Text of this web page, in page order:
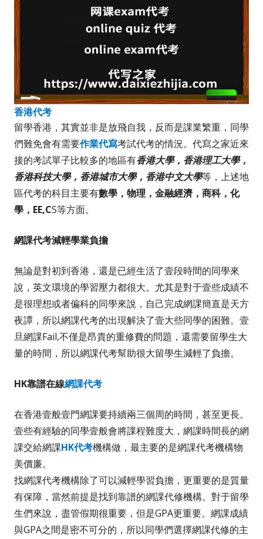
香港代考
留學香港，其實並非是放飛自我，反而是課業繁重，同學
們難免會有需要作業代寫考試代考的情況。代寫之家近來
接的考試單子比較多的地區有香港大學，香港理工大學，
香港科技大學，香港城市大學，香港中文大學等，上述地
區代考的科目主要有數學，物理，金融經濟，商科，化
學，EE,CS等方面。
網課代考減輕學業負擔
無論是對初到香港，還是已經生活了壹段時間的同學來
說，英文環境的學習壓力都很大。尤其是對于壹些成績不
是很理想或者偏科的同學來說，自己完成網課簡直是天方
夜譚，所以網課代考的出現解決了壹大些同學的困難。壹
旦網課Fail,不僅是昂貴的重修費的問題，還需要留學生大
量的時間，所以網課代考幫助很大留學生減輕了負擔。
HK靠譜在線網課代考
在香港壹般壹門網課要持續兩三個周的時間，甚至更長。
壹些有經驗的同學壹般會將課程難度大，網課時間長的網
課交給網課HK代考機構做，最主要的是網課代考機構物
美價廉。
找網課代考機構除了可以減輕學習負擔，更重要的是質量
有保障，當然前提是找到靠譜的網課代修機構。對于留學
生們來說，盡管假期很重要，但是GPA更重要。網課成績
與GPA之間是密不可分的，所以同學們選擇網課代修的主